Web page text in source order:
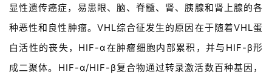
显性遗传癌症，易患眼、脑、脊髓、肾、胰腺和肾上腺的各
种恶性和良性肿瘤。VHL综合征发生的原因在于随着VHL蛋
白活性的丧失，HIF-α在肿瘤细胞内部累积，并与HIF-β形
成二聚体。HIF-α/HIF-β复合物通过转录激活数百种基因，